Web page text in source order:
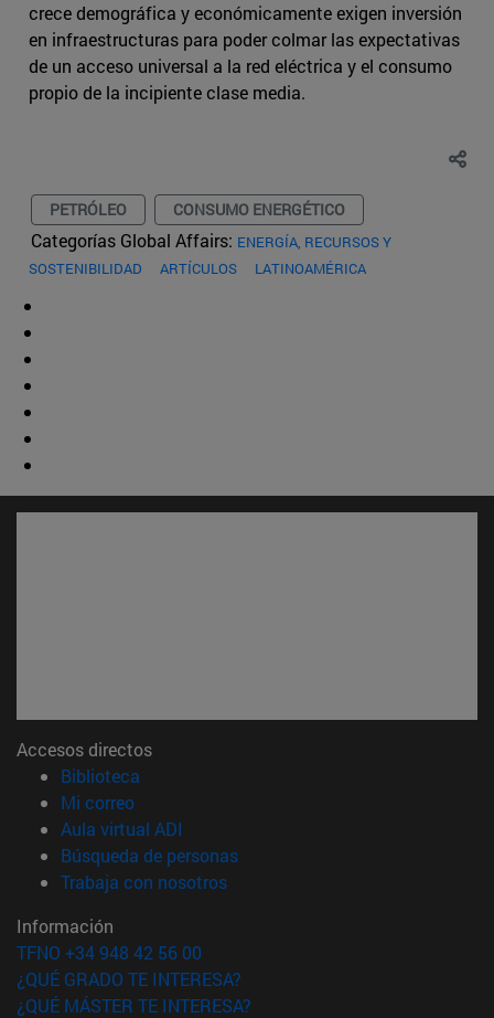
crece demográfica y económicamente exigen inversión
en infraestructuras para poder colmar las expectativas
de un acceso universal a la red eléctrica y el consumo
propio de la incipiente clase media.
PETRÓLEO CONSUMO ENERGÉTICO
Categorías Global Affairs: ENERGÍA, RECURSOS Y
SOSTENIBILIDAD
ARTÍCULOS LATINOAMÉRICA
Accesos directos
Biblioteca
Mi correo(abre en nueva ventana)
Aula virtual ADI
Búsqueda de personas(abre en nueva ventana)
Trabaja con nosotros(abre en nueva ventana)
Información
TFNO +34 948 42 56 00
¿QUÉ GRADO TE INTERESA?
¿QUÉ MÁSTER TE INTERESA?